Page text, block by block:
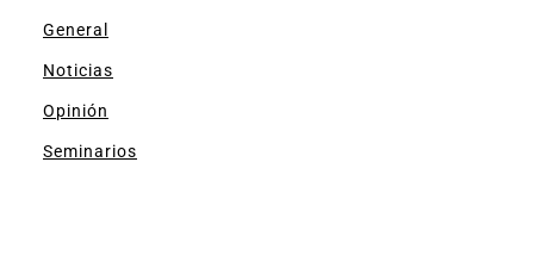
General
Noticias
Opinión
Seminarios